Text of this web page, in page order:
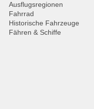
Ausflugsregionen
Fahrrad
Historische Fahrzeuge
Fähren & Schiffe